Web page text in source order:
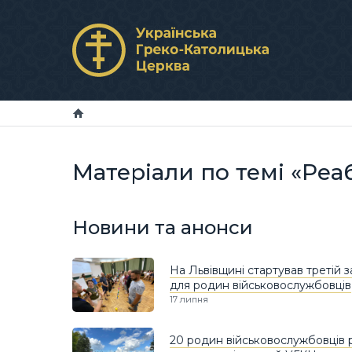
Матеріали по темі
Новини та анонси
На Львівщині стартував третій
для родин військовослужбовців
17 липня
20 родин військовослужбовців